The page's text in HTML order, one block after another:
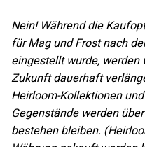
Nein! Während die
für Mag und Frost nach
eingestellt wurde,
Zukunft dauerhaft
Heirloom-Kollektionen
Gegenstände werden
bestehen bleiben.